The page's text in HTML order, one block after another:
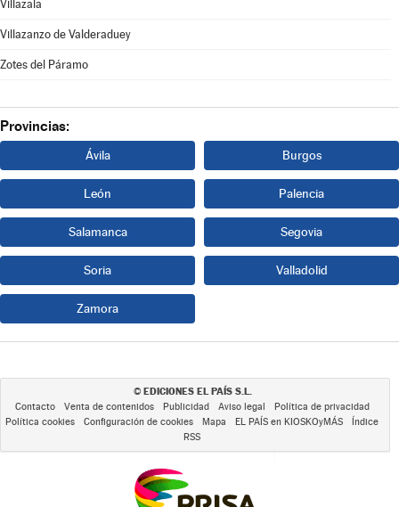
Villazala
Villazanzo de Valderaduey
Zotes del Páramo
Provincias:
Ávila Burgos
León Palencia
Salamanca Segovia
Soria Valladolid
Zamora
© EDICIONES EL PAÍS S.L.
Contacto Venta de contenidos Publicidad Aviso legal
Política de privacidad
Política cookies
Configuración de cookies Mapa EL PAÍS en KIOSKOyMÁS
Índice
RSS